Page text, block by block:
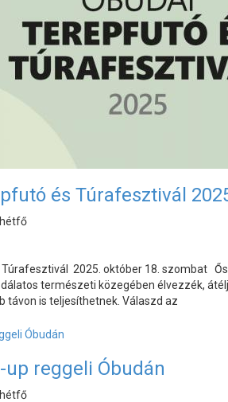
és Túrafesztivál
2025. október 18. szombat
természeti közegében élvezzék,
távon is teljesíthetnek. Válaszd az
up reggeli Óbudán